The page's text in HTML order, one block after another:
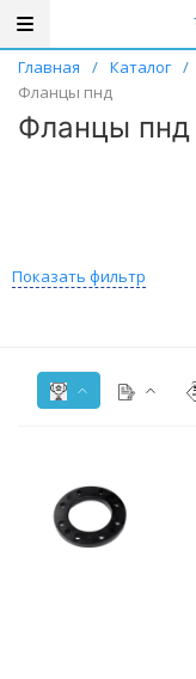
Главная / Каталог /
Фланцы пнд
Фланцы пнд
Показать фильтр